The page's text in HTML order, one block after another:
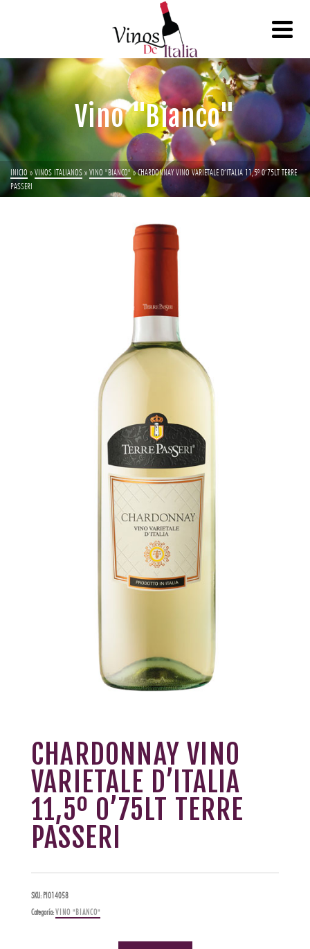
Vino "Bianco"
INICIO»VINOS ITALIANOS»VINO "BIANCO" »CHARDONNAY VINO VARIETALE D’ITALIA 11,5º 0’75LT TERRE
PASSERI
CHARDONNAY VINO
VARIETALE D’ITALIA
11,5º 0’75LT TERRE
PASSERI
SKU: PI014058
Categoría:VINO "BIANCO"